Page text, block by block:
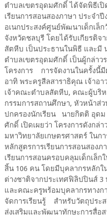
ตำบลเขตรอุดมศักดิ์ ได้จัดพิธีเปิ
เรียนการสอนสองภาษา ประจำ
อเนกประสงค์ศูนย์พัฒนาเด็กเล็
จังหวัดชลบุรี โดยได้รับเกียรติ
สัตหีบ เป็นประธานในพิธี และมี
ตำบลเขตรอุดมศักดิ์ เป็นผู้กล่าว
โครงการ​ การจัดงานในครั้งนี้มี
อาทิ พระครูสีลสาราธิคุณ เจ้าอ
เจ้าคณะตำบลสัตหีบ, คณะผู้บริ
กรรมการสถานศึกษา, หัวหน้าส่
ปกครองนักเรียน​ นายกิตติ อุด
ศักดิ์ เปิดเผยว่า โครงการดังกล่
มหาวิทยาลัยเกษตรศาสตร์ ในก
หลักสูตรการเรียนการสอนสอง
เรียนการสอนครอบคลุมเด็กเล็
สิ้น 106 คน โดยมีบุคลากรหลัก
ต่างชาติจากประเทศฟิลิปปินส์ 3
และคณะครูพร้อมบุคลากรทางก
จัดการเรียนรู้​ สำหรับวัตถุประ
ส่งเสริมและพัฒนาทักษะการสื่อ